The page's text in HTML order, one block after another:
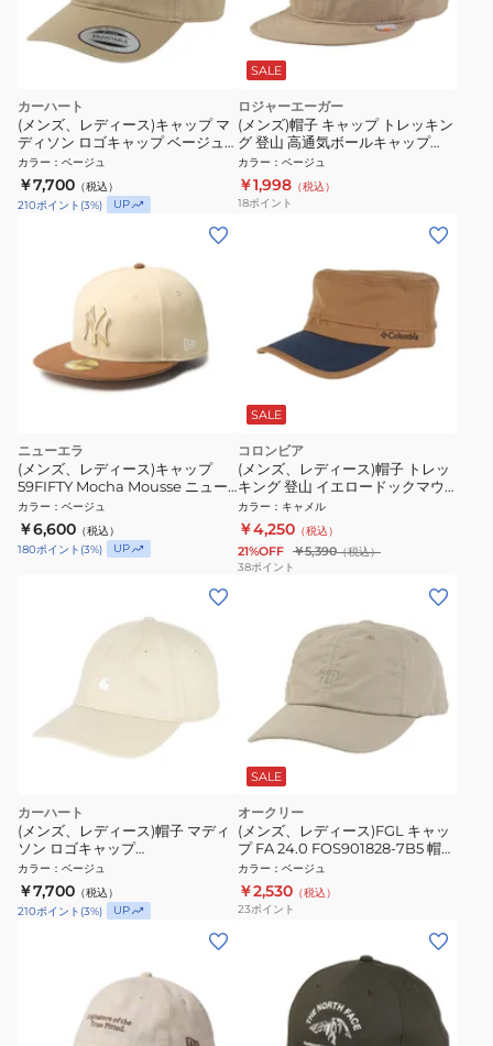
カーハート
(メンズ、レディース)キャップ マ
ディソン ロゴキャップ ベージュ
56-60cm I0237501Q5XX25FW
スポーツキャップ
カラー ： ベージュ
￥7,700 （税込）
210ポイント (3%) UP
SALE
ロジャーエーガー
(メンズ)帽子 キャップ トレッキン
グ 登山 高通気ボールキャップ
RE26SST5700007 BEG
カラー ： ベージュ
￥1,998 （税込）
18ポイント
ニューエラ
(メンズ、レディース)キャップ
59FIFTY Mocha Mousse ニュー
ヨーク・ヤンキース 14745151
カラー ： ベージュ
￥6,600 （税込）
180ポイント (3%) UP
SALE
コロンビア
(メンズ、レディース)帽子 トレッ
キング 登山 イエロードックマウ
ンテンキャップ PU5701 257
カラー ： キャメル
￥4,250 （税込）
21%OFF ￥5,390（税込）
38ポイント
カーハート
(メンズ、レディース)帽子 マディ
ソン ロゴキャップ
I0367303M7XX26SS
カラー ： ベージュ
￥7,700 （税込）
210ポイント (3%) UP
SALE
オークリー
(メンズ、レディース)FGL キャッ
プ FA 24.0 FOS901828-7B5 帽子
ベージュ UVカット 撥水 防風
カラー ： ベージュ
￥2,530 （税込）
23ポイント